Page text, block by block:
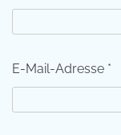
E-Mail-Adresse *